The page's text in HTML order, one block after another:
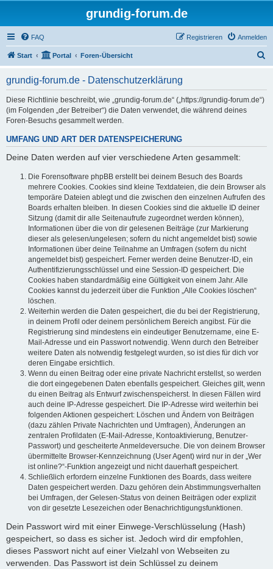
grundig-forum.de
FAQ Anmelden
Registrieren
Start Portal Foren-Übersicht
grundig-forum.de - Datenschutzerklärung
Diese Richtlinie beschreibt, wie „grundig-forum.de“ („https://grundig-forum.de“)
(im Folgenden „der Betreiber“) die Daten verwendet, die während deines
Foren-Besuchs gesammelt werden.
UMFANG UND ART DER DATENSPEICHERUNG
Deine Daten werden auf vier verschiedene Arten gesammelt:
Die Forensoftware phpBB erstellt bei deinem Besuch des Boards
mehrere Cookies. Cookies sind kleine Textdateien, die dein Browser als
temporäre Dateien ablegt und die zwischen den einzelnen Aufrufen des
Boards erhalten bleiben. In diesen Cookies sind die aktuelle ID deiner
Sitzung (damit dir alle Seitenaufrufe zugeordnet werden können),
Informationen über die von dir gelesenen Beiträge (zur Markierung
dieser als gelesen/ungelesen; sofern du nicht angemeldet bist) sowie
Informationen über deine Teilnahme an Umfragen (sofern du nicht
angemeldet bist) gespeichert. Ferner werden deine Benutzer-ID, ein
Authentifizierungsschlüssel und eine Session-ID gespeichert. Die
Cookies haben standardmäßig eine Gültigkeit von einem Jahr. Alle
Cookies kannst du jederzeit über die Funktion „Alle Cookies löschen“
löschen.
Weiterhin werden die Daten gespeichert, die du bei der Registrierung,
in deinem Profil oder deinem persönlichem Bereich angibst. Für die
Registrierung sind mindestens ein eindeutiger Benutzername, eine E-
Mail-Adresse und ein Passwort notwendig. Wenn durch den Betreiber
weitere Daten als notwendig festgelegt wurden, so ist dies für dich vor
deren Eingabe ersichtlich.
Wenn du einen Beitrag oder eine private Nachricht erstellst, so werden
die dort eingegebenen Daten ebenfalls gespeichert. Gleiches gilt, wenn
du einen Beitrag als Entwurf zwischenspeicherst. In diesen Fällen wird
auch deine IP-Adresse gespeichert. Die IP-Adresse wird weiterhin bei
folgenden Aktionen gespeichert: Löschen und Ändern von Beiträgen
(dazu zählen Private Nachrichten und Umfragen), Änderungen an
zentralen Profildaten (E-Mail-Adresse, Kontoaktivierung, Benutzer-
Passwort) und gescheiterte Anmeldeversuche. Die von deinem Browser
übermittelte Browser-Kennzeichnung (User Agent) wird nur in der „Wer
ist online?“-Funktion angezeigt und nicht dauerhaft gespeichert.
Schließlich erfordern einzelne Funktionen des Boards, dass weitere
Daten gespeichert werden. Dazu gehören dein Abstimmungsverhalten
bei Umfragen, der Gelesen-Status von deinen Beiträgen oder explizit
von dir gesetzte Lesezeichen oder Benachrichtigungsfunktionen.
Dein Passwort wird mit einer Einwege-Verschlüsselung (Hash)
gespeichert, so dass es sicher ist. Jedoch wird dir empfohlen,
dieses Passwort nicht auf einer Vielzahl von Webseiten zu
verwenden. Das Passwort ist dein Schlüssel zu deinem